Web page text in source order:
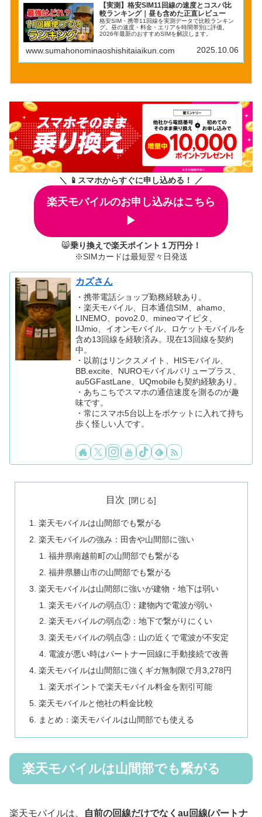
【実測】格安SIM11回線の速度とコスパ比
較ランキング｜昼も含めた正直レビュー
格安SIM・携帯11回線を実測データで比較ランキン
グ。昼の速度・料金・エリアを時間帯別に評価。
2026年最新のおすすめSIMを解説します。
www.sumahonominaoshishitaiaikun.com 2025.10.06
＼ 📱スマホからすぐに申し込める！ ／
楽天モバイルのお申し込みはこちら
▶
😸乗り換えで楽天ポイント１万円分！
※SIMカードは最短翌々日発送
カズさん
・携帯電話ショップ勤務経験あり。
・楽天モバイル、日本通信SIM、ahamo、
LINEMO、povo2.0、mineoマイピタ、
IIJmio、イオンモバイル、ロケットモバイルを
含め13回線を経験済み。現在13回線を契約
中。
・以前はリンクスメイト、HISモバイル、
BB.excite、NUROモバイルバリュープラス、
au5GFastLane、UQmobileも契約経験あり。
・あちこちでスマホの通信速度を測るのが趣
味です。
・常にスマホ5台以上をポケットに入れて持ち
歩く怪しい人です。
目次
楽天モバイルは山間部でも繋がる
楽天モバイルの強み：田舎や山間部に強い
福井県南越前町の山間部でも繋がる
福井県勝山市の山間部でも繋がる
楽天モバイルは山間部に強いが建物・地下は弱い
楽天モバイルの弱点①：建物内で電波が弱い
楽天モバイルの弱点②：地下で繋がりにくい
楽天モバイルの弱点③：山の近くで電波が不安定
電波が悪い時はパートナー回線に手動接続で改善
楽天モバイルは山間部に強くギガ無制限で月3,278円
楽天ポイントで楽天モバイル料金を割引可能
楽天モバイルと他社の料金比較
まとめ：楽天モバイルは山間部でも使える
楽天モバイルは山間部でも繋がる
楽天モバイルは、 自前の回線だけでなくau回線(パートナ